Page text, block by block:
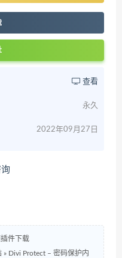
查看
永久
2022年09月27日
件下载
» Divi Protect – 密码保护内